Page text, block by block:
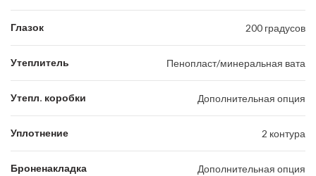
Глазок 200 градусов
Утеплитель Пенопласт/минеральная вата
Утепл. коробки Дополнительная опция
Уплотнение 2 контура
Броненакладка Дополнительная опция